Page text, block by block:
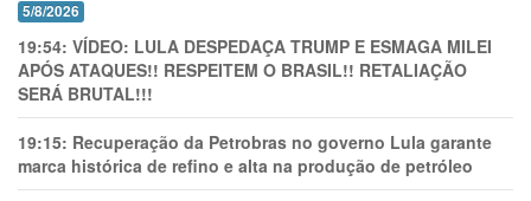
5/8/2026
19:54: VÍDEO: LULA DESPEDAÇA TRUMP E ESMAGA MILEI
APÓS ATAQUES!! RESPEITEM O BRASIL!! RETALIAÇÃO
SERÁ BRUTAL!!!
19:15: Recuperação da Petrobras no governo Lula garante
marca histórica de refino e alta na produção de petróleo